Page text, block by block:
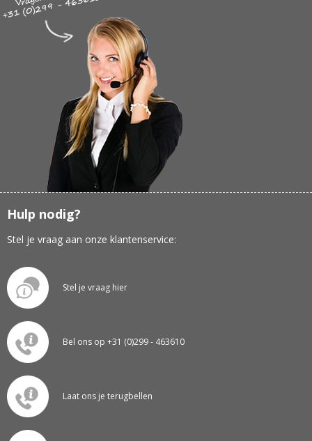
Hulp nodig?
Stel je vraag aan onze klantenservice:
Stel je vraag hier
Bel ons op +31 (0)299 - 463610
Laat ons je terugbellen